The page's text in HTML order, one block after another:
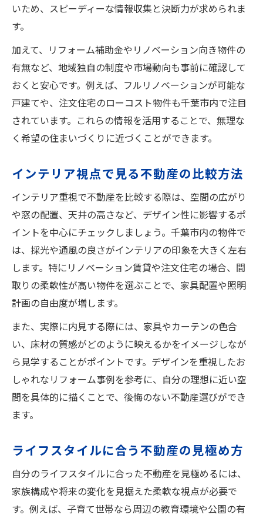
いため、スピーディーな情報収集と決断力が求められま
す。
加えて、リフォーム補助金やリノベーション向き物件の
有無など、地域独自の制度や市場動向も事前に確認して
おくと安心です。例えば、フルリノベーションが可能な
戸建てや、注文住宅のローコスト物件も千葉市内で注目
されています。これらの情報を活用することで、無理な
く希望の住まいづくりに近づくことができます。
インテリア視点で見る不動産の比較方法
インテリア重視で不動産を比較する際は、空間の広がり
や窓の配置、天井の高さなど、デザイン性に影響するポ
イントを中心にチェックしましょう。千葉市内の物件で
は、採光や通風の良さがインテリアの印象を大きく左右
します。特にリノベーション賃貸や注文住宅の場合、間
取りの柔軟性が高い物件を選ぶことで、家具配置や照明
計画の自由度が増します。
また、実際に内見する際には、家具やカーテンの色合
い、床材の質感がどのように映えるかをイメージしなが
ら見学することがポイントです。デザインを重視したお
しゃれなリフォーム事例を参考に、自分の理想に近い空
間を具体的に描くことで、後悔のない不動産選びができ
ます。
ライフスタイルに合う不動産の見極め方
自分のライフスタイルに合った不動産を見極めるには、
家族構成や将来の変化を見据えた柔軟な視点が必要で
す。例えば、子育て世帯なら周辺の教育環境や公園の有